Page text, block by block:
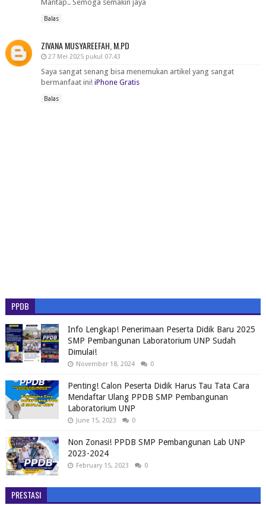
Mantap.. Semoga semakin jaya
Balas
ZIVANA MUSYAREEFAH, M.PD
27 Mei 2025 pukul 07.43
Saya sangat senang bisa menemukan artikel yang sangat
bermanfaat ini! iPhone Gratis
Balas
PPDB
Info Lengkap! Penerimaan Peserta Didik Baru 2025
SMP Pembangunan Laboratorium UNP Sudah
Dimulai!
November 18, 2024 0
Penting! Calon Peserta Didik Harus Tau Tata Cara
Mendaftar Ulang PPDB SMP Pembangunan
Laboratorium UNP
June 15, 2023 0
Non Zonasi! PPDB SMP Pembangunan Lab UNP
2023-2024
February 15, 2023 0
PRESTASI